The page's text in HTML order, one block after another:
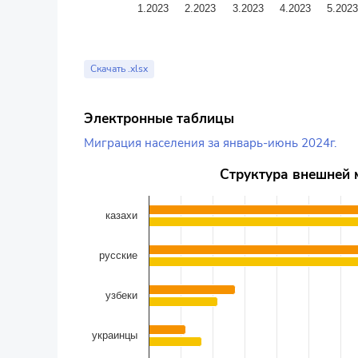
1.2023 2.2023 3.2023 4.2023 5.2023
End of interactive chart.
Скачать .xlsx
Электронные таблицы
Миграция населения за январь-июнь 2024г.
Структура внешней миграции по отдельным
Bar chart with 2 data series.
The chart has 1 X axis displaying categories.
The chart has 1 Y axis displaying values. Data ranges
Структура внешней
казахи
русские
узбеки
украинцы